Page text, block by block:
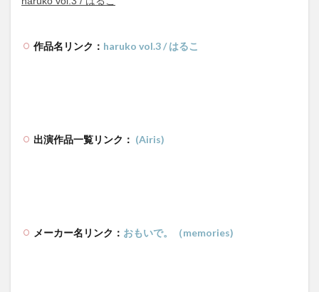
作品名リンク： haruko vol.3 / はるこ
出演作品一覧リンク： (Airis)
メーカー名リンク： おもいで。（memories)